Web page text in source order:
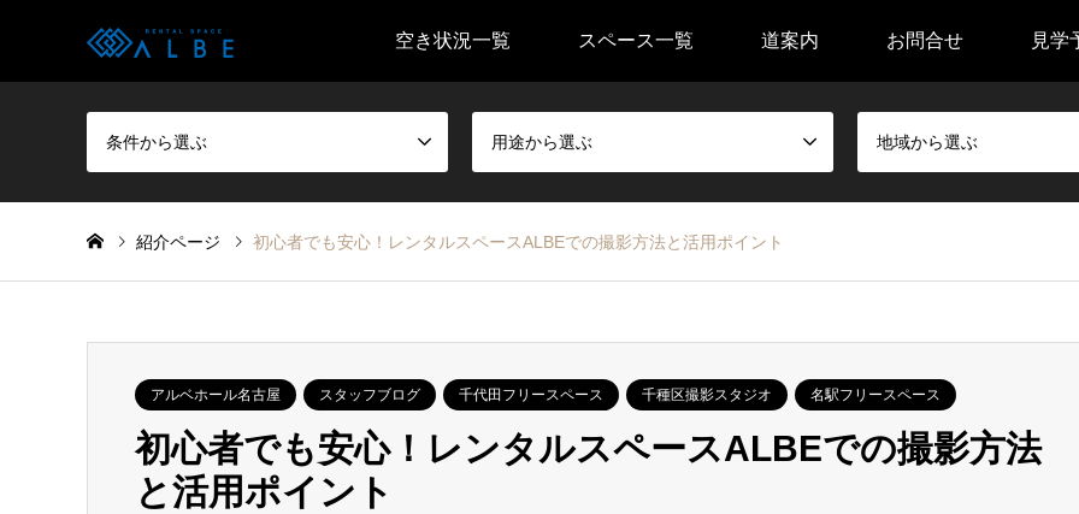
空き状況一覧 スペース一覧 道案内 お問合せ 見学
条件から選ぶ 用途から選ぶ 地域から選ぶ
紹介ページ 初心者でも安心！レンタルスペースALBEでの撮影方法と活用ポイント
アルベホール名古屋 スタッフブログ 千代田フリースペース 千種区撮影スタジオ 名駅フリースペース
初心者でも安心！レンタルスペースALBEでの撮影方法
と活用ポイント